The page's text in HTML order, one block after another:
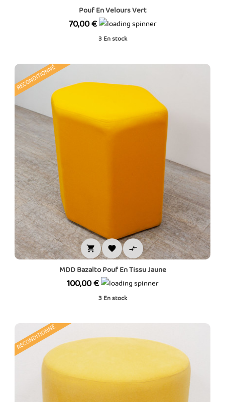
Pouf En Velours Vert
Prix
70,00 €
3 En stock
RECONDITIONNÉ
  
MDD Bazalto Pouf En Tissu Jaune
Prix
100,00 €
3 En stock
RECONDITIONNÉ